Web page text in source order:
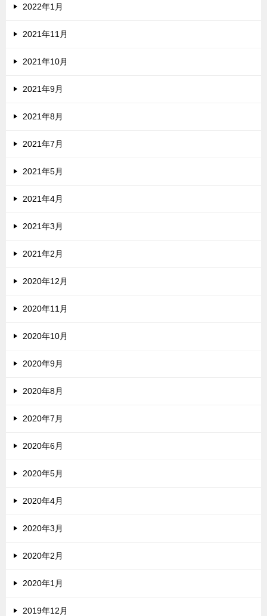
2022年1月
2021年11月
2021年10月
2021年9月
2021年8月
2021年7月
2021年5月
2021年4月
2021年3月
2021年2月
2020年12月
2020年11月
2020年10月
2020年9月
2020年8月
2020年7月
2020年6月
2020年5月
2020年4月
2020年3月
2020年2月
2020年1月
2019年12月